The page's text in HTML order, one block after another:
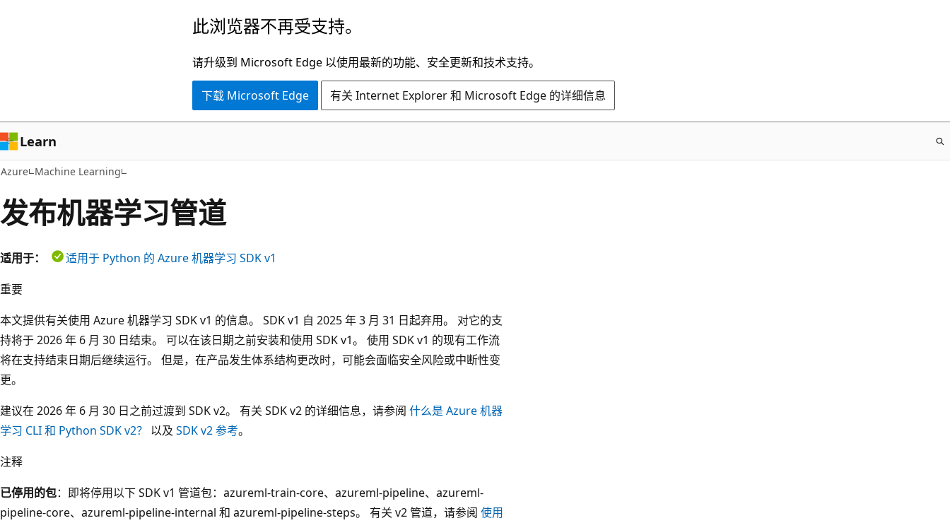
容
此浏览器不再受支持。
请升级到 Microsoft Edge 以使用最新的功能、安全更新和技术支持。
下载 Microsoft Edge 有关 Internet Explorer 和 Microsoft Edge 的详细信息
Learn
Azure Machine Learning
发布机器学习管道
适用于：
适用于 Python 的 Azure 机器学习 SDK v1
重要
本文提供有关使用 Azure 机器学习 SDK v1 的信息。 SDK v1 自 2025 年 3 月 31 日起弃用。 对它的支
持将于 2026 年 6 月 30 日结束。 可以在该日期之前安装和使用 SDK v1。 使用 SDK v1 的现有工作流
将在支持结束日期后继续运行。 但是，在产品发生体系结构更改时，可能会面临安全风险或中断性变
更。
建议在 2026 年 6 月 30 日之前过渡到 SDK v2。 有关 SDK v2 的详细信息，请参阅 什么是 Azure 机器
学习 CLI 和 Python SDK v2？ 以及 SDK v2 参考。
注释
已停用的包：即将停用以下 SDK v1 管道包：azureml-train-core、azureml-pipeline、azureml-
pipeline-core、azureml-pipeline-internal 和 azureml-pipeline-steps。 有关 v2 管道，请参阅 使用